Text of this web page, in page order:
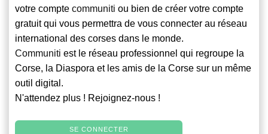
votre compte communiti ou bien de créer votre compte
gratuit qui vous permettra de vous connecter au réseau
international des corses dans le monde.
Communiti est le réseau professionnel qui regroupe la
Corse, la Diaspora et les amis de la Corse sur un même
outil digital.
N'attendez plus ! Rejoignez-nous !
SE CONNECTER